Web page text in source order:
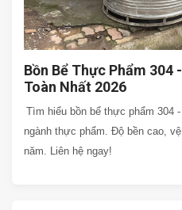
Bồn Bể Thực Phẩm 304
Toàn Nhất 2026
Tìm hiểu bồn bể thực phẩm 304
ngành thực phẩm. Độ bền cao,
năm. Liên hệ ngay!